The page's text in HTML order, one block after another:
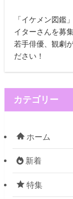
「イケメン図鑑
イターさんを募
若手俳優、観劇
ださい！
カテゴリー
ホーム
新着
特集